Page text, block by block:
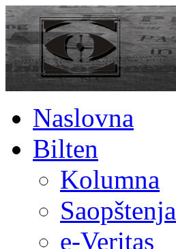
Naslovna
Bilten
Kolumna
Saopštenja
e-Veritas